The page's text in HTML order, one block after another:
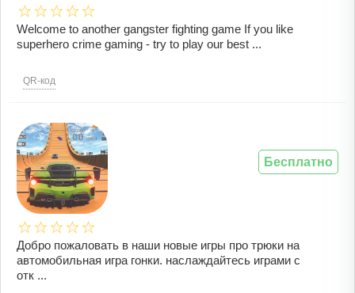
Welcome to another gangster fighting game If you like
superhero crime gaming - try to play our best ...
QR-код
Добро пожаловать в наши новые игры про трюки на
автомобильная игра гонки. наслаждайтесь играми с
отк ...
Бесплатно